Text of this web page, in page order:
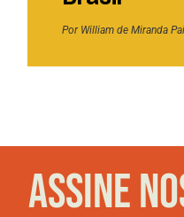
Por William de Miranda
ASSINE